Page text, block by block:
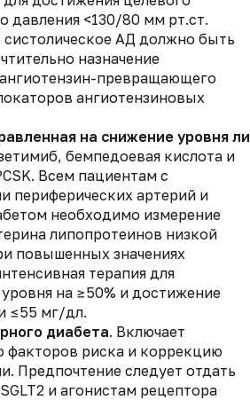
давления <130/80 мм рт.ст.
систолическое АД должно быть
назначение
превращающего
ангиотензиновых
на снижение уровня
бемпедоевая кислота и
Всем пациентам с
периферических артерий и
необходимо измерение
липопротеинов низкой
повышенных значениях
терапия для
на ≥50% и достижение
≤55 мг/дл.
диабета. Включает
риска и коррекцию
Предпочтение следует отдать
и агонистам рецептора